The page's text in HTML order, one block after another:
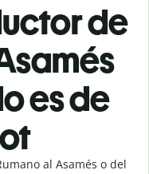
de
es de
al Asamés o del